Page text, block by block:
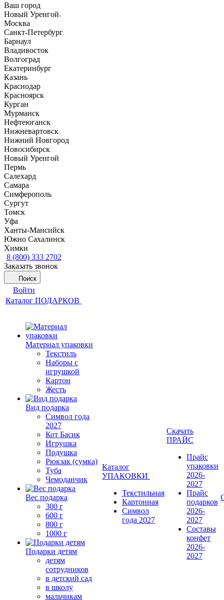
Ваш город
Новый Уренгой
Москва
Санкт-Петербург
Барнаул
Владивосток
Волгоград
Екатеринбург
Казань
Краснодар
Красноярск
Курган
Мурманск
Нефтеюганск
Нижневартовск
Нижний Новгород
Новосибирск
Новый Уренгой
Пермь
Салехард
Самара
Симферополь
Сургут
Томск
Уфа
Ханты-Мансийск
Южно Сахалинск
Химки
8 (800) 333 2702
Заказать звонок
Поиск
Войти
Каталог ПОДАРКОВ
Материал упаковки
Текстиль
Наборы с
игрушкой
Картон
Жесть
Вид подарка
Символ года
2027
Кот Басик
Игрушка
Подушка
Рюкзак (сумка)
Туба
Чемоданчик
Вес подарка
300 г
600 г
800 г
1000 г
Подарки детям
детям
сотрудников
в детский сад
в школу
мальчикам
Каталог
УПАКОВКИ
Текстильная
Картонная
Символ
года 2027
Скачать
ПРАЙС
Прайс
упаковки
2026-
2027
Прайс
подарков
2026-
2027
Составы
конфет
2026-
2027